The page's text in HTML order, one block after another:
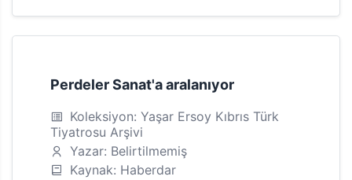
Perdeler Sanat'a aralanıyor
Koleksiyon: Yaşar Ersoy Kıbrıs Türk
Tiyatrosu Arşivi
Yazar: Belirtilmemiş
Kaynak: Haberdar